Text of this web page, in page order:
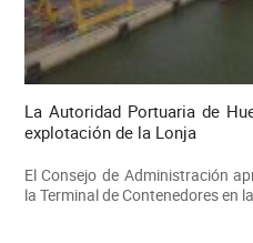
La Autoridad Portuaria de
explotación de la Lonja
El Consejo de Administración
la Terminal de Contenedores en